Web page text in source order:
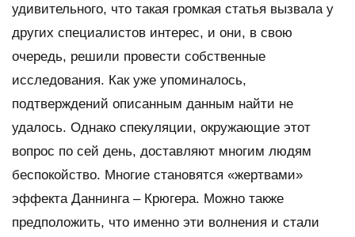
удивительного, что такая громкая статья вызвала у
других специалистов интерес, и они, в свою
очередь, решили провести собственные
исследования. Как уже упоминалось,
подтверждений описанным данным найти не
удалось. Однако спекуляции, окружающие этот
вопрос по сей день, доставляют многим людям
беспокойство. Многие становятся «жертвами»
эффекта Даннинга – Крюгера. Можно также
предположить, что именно эти волнения и стали